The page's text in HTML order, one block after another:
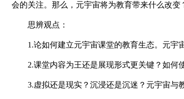
会的关注。那么，元宇宙将为教育带来什么改
思辨观点：
1.论如何建立元宇宙课堂的教育生态。元宇
2.课堂内容为王还是展现形式更关键？如何
3.虚拟还是现实？沉浸还是沉迷？元宇宙与